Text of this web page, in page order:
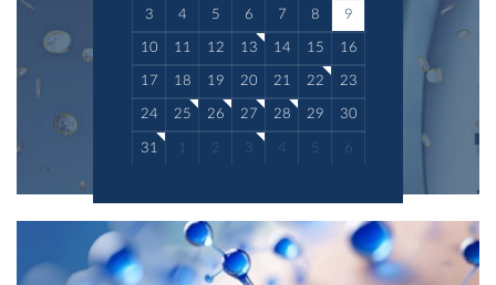
3 4 5 6 7 8 9
10 11 12 13 14 15 16
17 18 19 20 21 22 23
24 25 26 27 28 29 30
31 1 2 3 4 5 6